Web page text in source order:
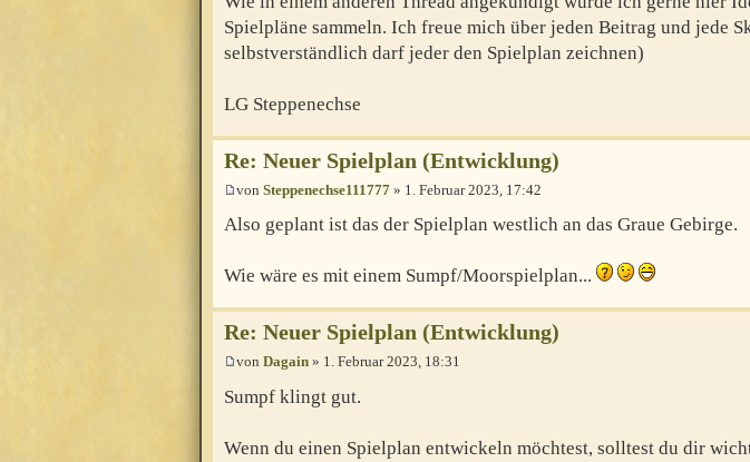
Spielpläne sammeln. Ich freue mich über jeden Beitrag und jede
selbstverständlich darf jeder den Spielplan zeichnen)
LG Steppenechse
Re: Neuer Spielplan (Entwicklung)
von Steppenechse111777 » 1. Februar 2023, 17:42
Also geplant ist das der Spielplan westlich an das Graue Gebirge.
Wie wäre es mit einem Sumpf/Moorspielplan...
Re: Neuer Spielplan (Entwicklung)
von Dagain » 1. Februar 2023, 18:31
Sumpf klingt gut.
Wenn du einen Spielplan entwickeln möchtest, solltest du dir